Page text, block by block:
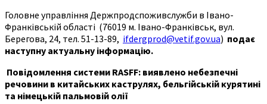
Головне управління Держпродспоживслужби в Івано-
Франківській області (76019 м. Івано-Франківськ, вул.
Берегова, 24, тел. 51-13-89, ifdergprod@vetif.gov.ua) подає
наступну актуальну інформацію.
Повідомлення системи RASFF: виявлено небезпечні
речовини в китайських каструлях, бельгійській курятині
та німецькій пальмовій олії